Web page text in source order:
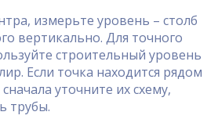
измерьте уровень – столб
вертикально. Для точного
строительный уровень
Если точка находится рядом
уточните их схему,
трубы.